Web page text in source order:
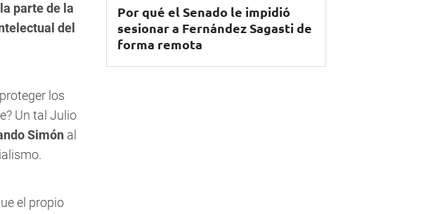
parte de la
del
los
Un tal Julio
Simón al
el propio
Por qué el Senado le impidió
sesionar a Fernández Sagasti de
forma remota